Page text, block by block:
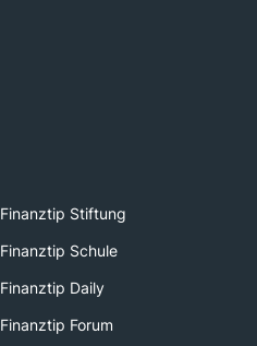
Finanztip Stiftung
Finanztip Schule
Finanztip Daily
Finanztip Forum